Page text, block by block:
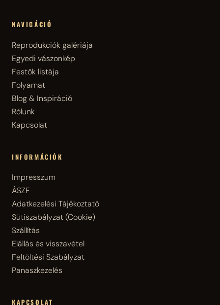
NAVIGÁCIÓ
Reprodukciók galériája
Egyedi vászonkép
Festők listája
Folyamat
Blog & Inspiráció
Rólunk
Kapcsolat
INFORMÁCIÓK
Impresszum
ÁSZF
Adatkezelési Tájékoztató
Sütiszabályzat (Cookie)
Szállítás
Elállás és visszavétel
Feltöltési Szabályzat
Panaszkezelés
KAPCSOLAT